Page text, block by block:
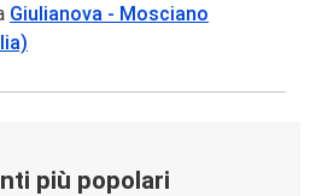
Giulianova - Mosciano
più popolari